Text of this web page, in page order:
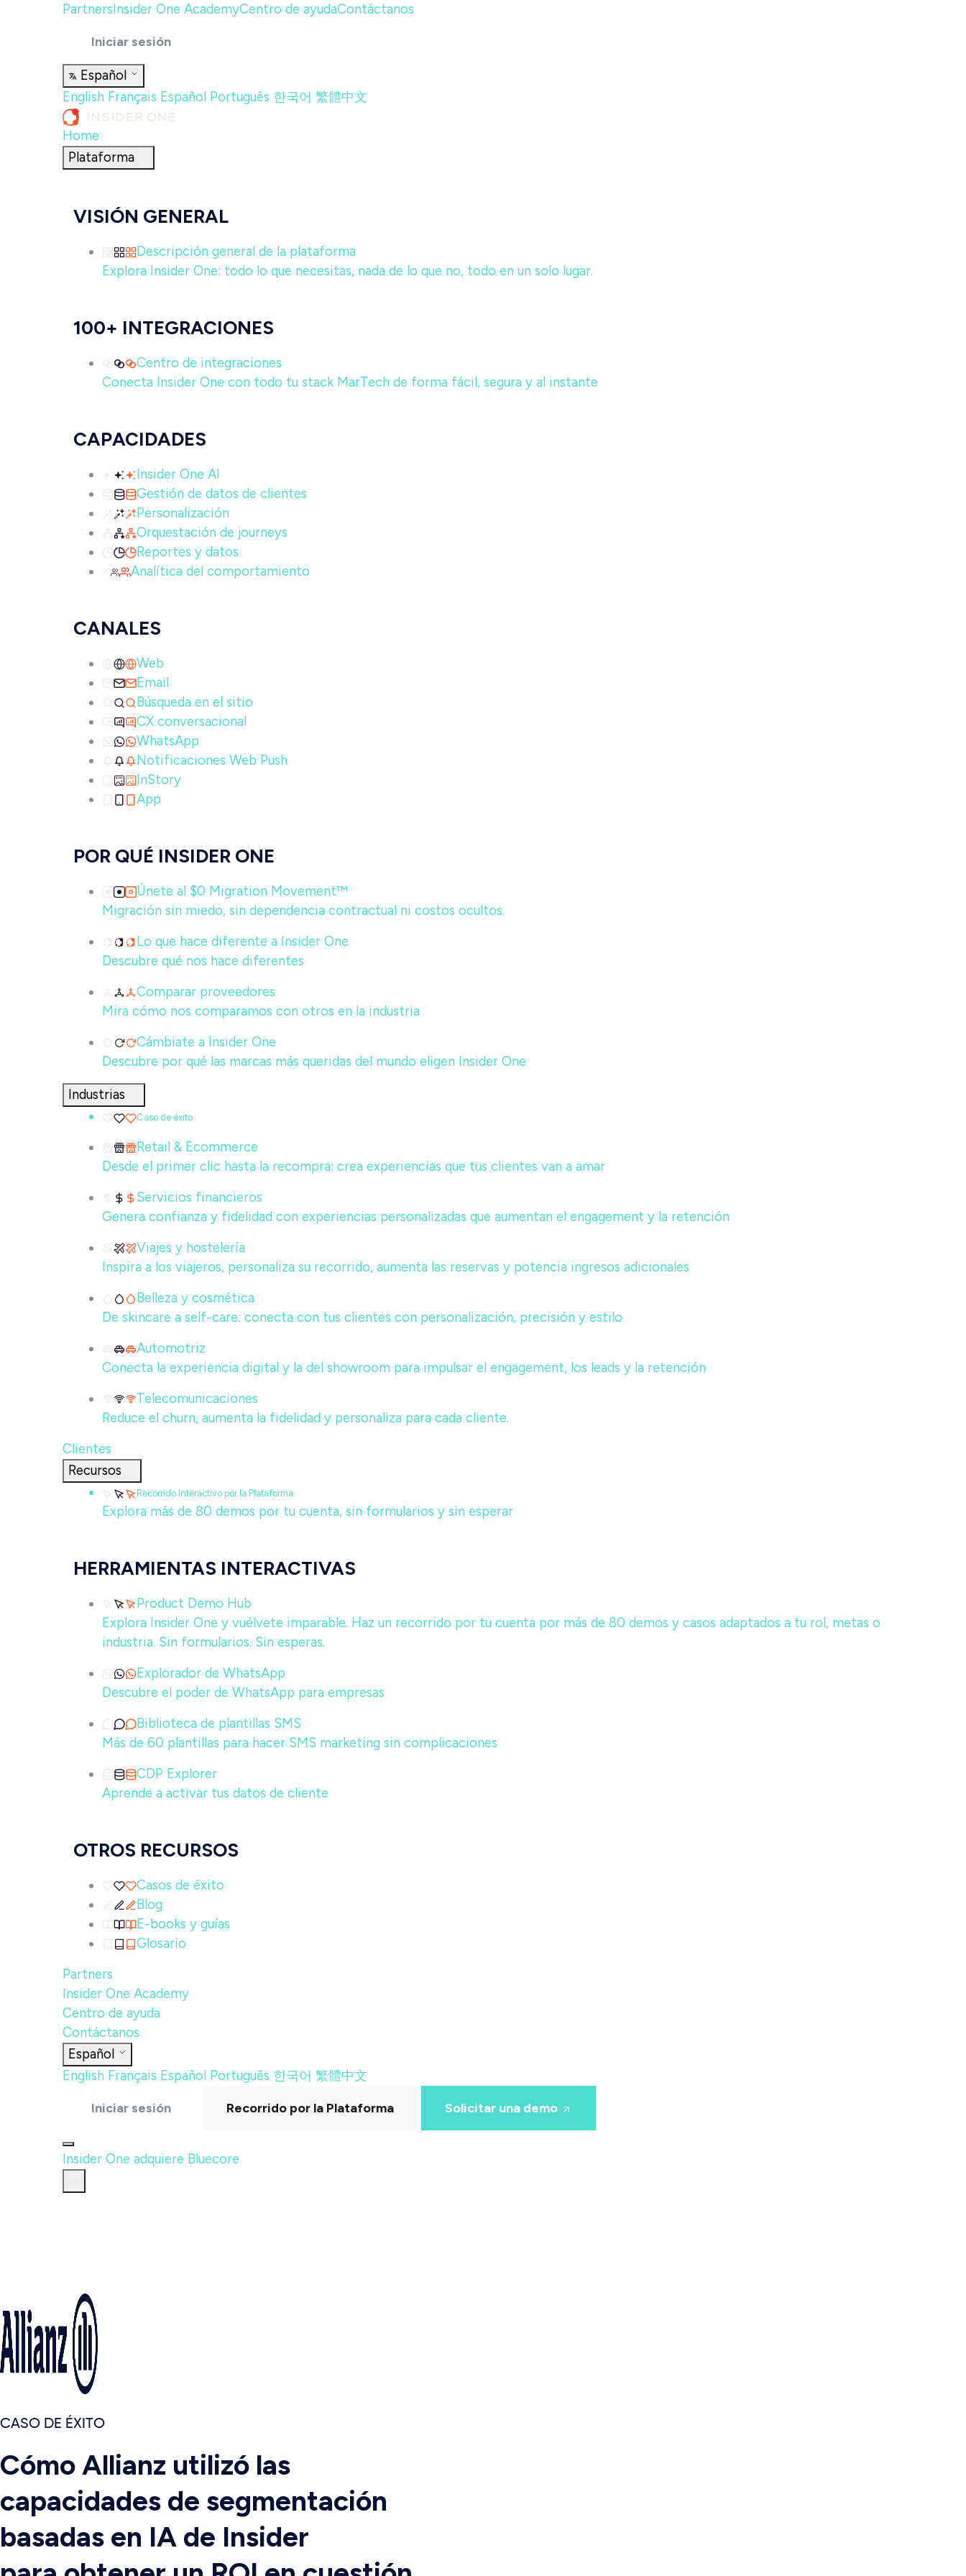
Partners Insider One AcademyCentro de ayudaContáctanos
Iniciar sesión
Español
English Français Español Português 한국어 繁體中文
Home
Plataforma
VISIÓN GENERAL
Descripción general de la plataforma
Explora Insider One: todo lo que necesitas, nada de lo que no, todo en un solo lugar.
100+ INTEGRACIONES
Centro de integraciones
Conecta Insider One con todo tu stack MarTech de forma fácil, segura y al instante
CAPACIDADES
Insider One AI
Gestión de datos de clientes
Personalización
Orquestación de journeys
Reportes y datos
Analítica del comportamiento
CANALES
Web
Email
Búsqueda en el sitio
CX conversacional
WhatsApp
Notificaciones Web Push
InStory
App
POR QUÉ INSIDER ONE
Únete al $0 Migration Movement™
Migración sin miedo, sin dependencia contractual ni costos ocultos.
Lo que hace diferente a Insider One
Descubre qué nos hace diferentes
Comparar proveedores
Mira cómo nos comparamos con otros en la industria
Cámbiate a Insider One
Descubre por qué las marcas más queridas del mundo eligen Insider One
Industrias
Caso de éxito
Retail & Ecommerce
Desde el primer clic hasta la recompra: crea experiencias que tus clientes van a amar
Servicios financieros
Genera confianza y fidelidad con experiencias personalizadas que aumentan el engagement y la retención
Viajes y hostelería
Inspira a los viajeros, personaliza su recorrido, aumenta las reservas y potencia ingresos adicionales
Belleza y cosmética
De skincare a self-care: conecta con tus clientes con personalización, precisión y estilo
Automotriz
Conecta la experiencia digital y la del showroom para impulsar el engagement, los leads y la retención
Telecomunicaciones
Reduce el churn, aumenta la fidelidad y personaliza para cada cliente.
Clientes
Recursos
Recorrido Interactivo por la Plataforma
Explora más de 80 demos por tu cuenta, sin formularios y sin esperar
HERRAMIENTAS INTERACTIVAS
Product Demo Hub
Explora Insider One y vuélvete imparable. Haz un recorrido por tu cuenta por más de 80 demos y casos adaptados a tu rol, metas o
industria. Sin formularios. Sin esperas.
Explorador de WhatsApp
Descubre el poder de WhatsApp para empresas
Biblioteca de plantillas SMS
Más de 60 plantillas para hacer SMS marketing sin complicaciones
CDP Explorer
Aprende a activar tus datos de cliente
OTROS RECURSOS
Casos de éxito
Blog
E-books y guías
Glosario
Partners
Insider One Academy
Centro de ayuda
Contáctanos
Español
English Français Español Português 한국어 繁體中文
Iniciar sesión Recorrido por la Plataforma Solicitar una demo
Insider One adquiere Bluecore
CASO DE ÉXITO
Cómo Allianz utilizó las
capacidades de segmentación
basadas en IA de Insider